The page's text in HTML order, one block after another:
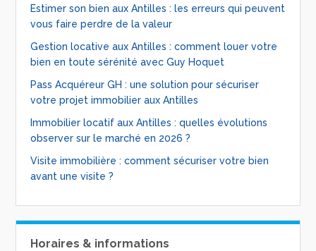
Estimer son bien aux Antilles : les erreurs qui peuvent
vous faire perdre de la valeur
Gestion locative aux Antilles : comment louer votre
bien en toute sérénité avec Guy Hoquet
Pass Acquéreur GH : une solution pour sécuriser
votre projet immobilier aux Antilles
Immobilier locatif aux Antilles : quelles évolutions
observer sur le marché en 2026 ?
Visite immobilière : comment sécuriser votre bien
avant une visite ?
Horaires & informations